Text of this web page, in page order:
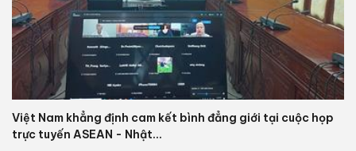
Việt Nam khẳng định cam kết bình đẳng giới tại cuộc họp
trực tuyến ASEAN - Nhật...